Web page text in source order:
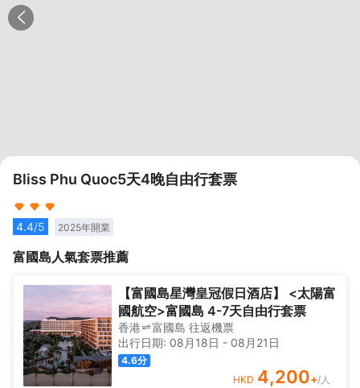
Bliss Phu Quoc5天4晚自由行套票
4.4/5 2025年開業
富國島人氣套票推薦
【富國島星灣皇冠假日酒店】 <太陽富
國航空>富國島 4-7天自由行套票
香港 富國島 往返機票
出行日期: 08月18日 - 08月21日
4.6分
HKD 4,200+/人